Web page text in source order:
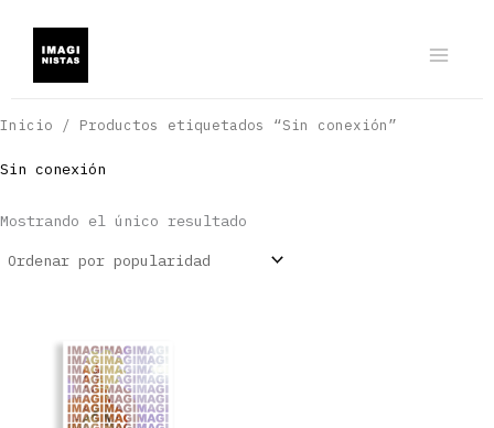
contenido
Inicio / Productos etiquetados “Sin conexión”
Sin conexión
Mostrando el único resultado